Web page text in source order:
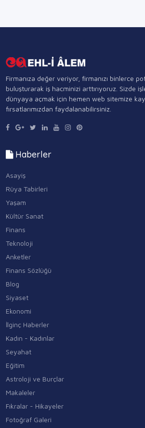
Firmanıza değer veriyor, firmanızı binlerce
buluşturarak iş hacminizi arttırıyoruz. Sizde
dünyaya açmak için hemen web sitemize
fırsatlarımızdan faydalanabilirsiniz.
Haberler
Asayiş
Rüya Tabirleri
Yaşam
Kültür Sanat
Finans
Teknoloji
Anketler
Finans Sözlüğü
Blog
Siyaset
Ekonomi
İlginç Haberler
Kadın - Kadınlar
Seyahat
Eğitim
Astroloji ve Burçlar
Makaleler
Fıkralar - Hikayeler
Fotoğraf Galeri